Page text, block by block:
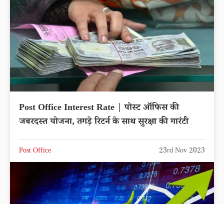
Post Office Interest Rate | पोस्ट ऑफिस की
जबरदस्त योजना, तगड़े रिटर्न के साथ सुरक्षा की गारंटी
Post Office 23rd Nov 2023